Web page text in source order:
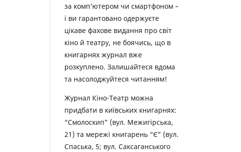
за комп’ютером чи смартфоном –
і ви гарантовано одержуєте
цікаве фахове видання про світ
кіно й театру, не боячись, що в
книгарнях журнал вже
розкуплено. Залишайтеся вдома
та насолоджуйтеся читанням!
Журнал Кіно-Театр можна
придбати в київських книгарнях:
“Смолоскип” (вул. Межигірська,
21) та мережі книгарень “Є” (вул.
Спаська, 5; вул. Саксаганського